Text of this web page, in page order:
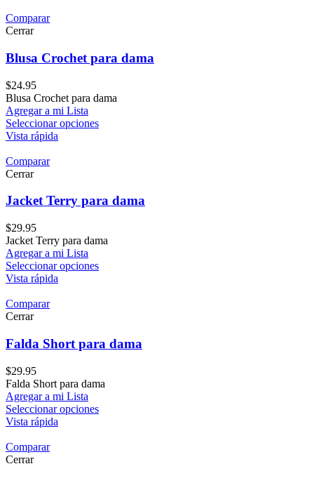
Comparar
Cerrar
Blusa Crochet para dama
$24.95
Blusa Crochet para dama
Agregar a mi Lista
Seleccionar opciones
Vista rápida
Comparar
Cerrar
Jacket Terry para dama
$29.95
Jacket Terry para dama
Agregar a mi Lista
Seleccionar opciones
Vista rápida
Comparar
Cerrar
Falda Short para dama
$29.95
Falda Short para dama
Agregar a mi Lista
Seleccionar opciones
Vista rápida
Comparar
Cerrar